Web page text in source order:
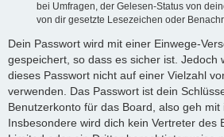
bei Umfragen, der Gelesen-Status von
von dir gesetzte Lesezeichen oder
Dein Passwort wird mit einer Einwege-
gespeichert, so dass es sicher ist. Jedoch
dieses Passwort nicht auf einer Vielzahl
verwenden. Das Passwort ist dein
Benutzerkonto für das Board, also geh mit
Insbesondere wird dich kein Vertreter des